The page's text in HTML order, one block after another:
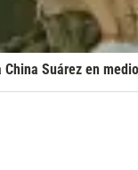
Suárez en